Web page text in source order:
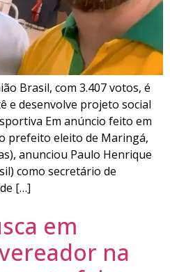
Brasil, com 3.407 votos, é
e desenvolve projeto social
Em anúncio feito em
prefeito eleito de Maringá,
anunciou Paulo Henrique
como secretário de
[…]
em
na